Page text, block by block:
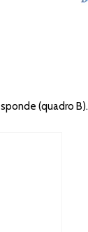
(quadro B).